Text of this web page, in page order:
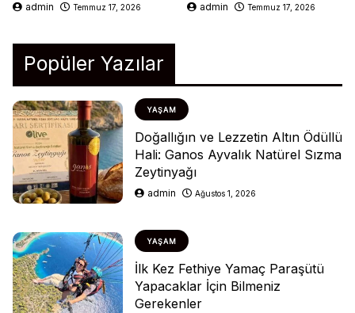
admin Temmuz 17, 2026 admin Temmuz 17, 2026
Popüler Yazılar
YAŞAM
Doğallığın ve Lezzetin Altın Ödüllü
Hali: Ganos Ayvalık Natürel Sızma
Zeytinyağı
admin Ağustos 1, 2026
YAŞAM
İlk Kez Fethiye Yamaç Paraşütü
Yapacaklar İçin Bilmeniz
Gerekenler